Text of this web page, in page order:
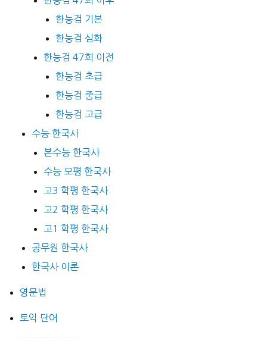
한능검 기본
한능검 심화
한능검 47회 이전
한능검 초급
한능검 중급
한능검 고급
수능 한국사
본수능 한국사
수능 모평 한국사
고3 학평 한국사
고2 학평 한국사
고1 학평 한국사
공무원 한국사
한국사 이론
영문법
토익 단어